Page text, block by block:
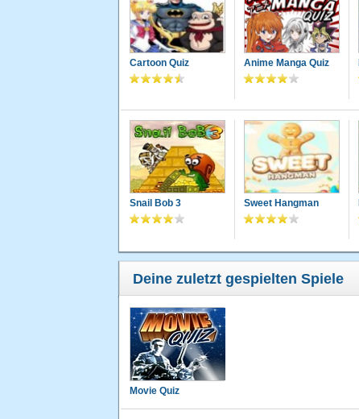
Cartoon Quiz Anime Manga Quiz
Snail Bob 3 Sweet Hangman
Deine zuletzt gespielten Spiele
Movie Quiz